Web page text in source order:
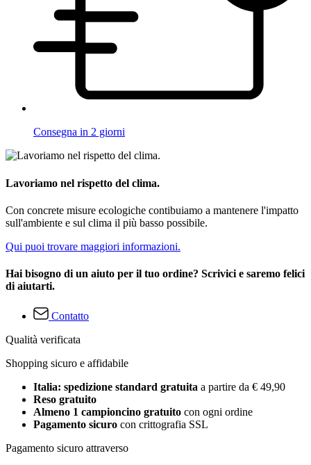
Consegna in 2 giorni
Lavoriamo nel rispetto del clima.
Con concrete misure ecologiche contibuiamo a mantenere l'impatto
sull'ambiente e sul clima il più basso possibile.
Qui puoi trovare maggiori informazioni.
Hai bisogno di un aiuto per il tuo ordine? Scrivici e saremo felici
di aiutarti.
Contatto
Qualità verificata
Shopping sicuro e affidabile
Italia: spedizione standard gratuita a partire da € 49,90
Reso gratuito
Almeno 1 campioncino gratuito con ogni ordine
Pagamento sicuro con crittografia SSL
Pagamento sicuro attraverso